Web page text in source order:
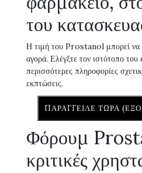
του
Η τιμή του Prostanol μπορεί να
αγορά. Ελέγξτε τον ιστότοπο του
περισσότερες πληροφορίες
εκπτώσεις.
ΠΑΡΆΓΓΕΙΛΕ ΤΏΡΑ
Φόρουμ
κριτικές